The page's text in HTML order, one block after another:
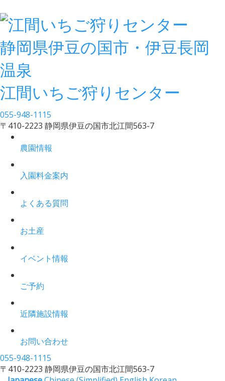
静岡県伊豆の国市・伊豆長岡
温泉
江間いちご狩りセンター
055-948-1115
〒410-2223 静岡県伊豆の国市北江間563-7
農園情報
入園料金案内
よくある質問
お土産
イベント情報
ご予約
近隣施設情報
お問い合わせ
055-948-1115
〒410-2223 静岡県伊豆の国市北江間563-7